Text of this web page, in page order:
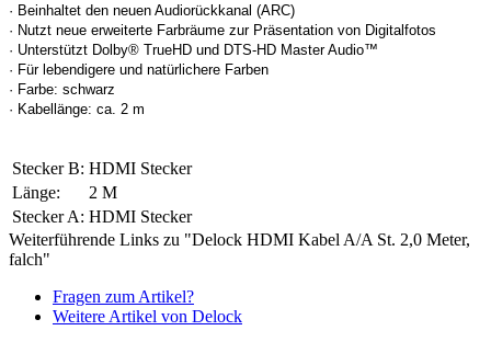
· Beinhaltet den neuen Audiorückkanal (ARC)
· Nutzt neue erweiterte Farbräume zur Präsentation von Digitalfotos
· Unterstützt Dolby® TrueHD und DTS-HD Master Audio™
· Für lebendigere und natürlichere Farben
· Farbe: schwarz
· Kabellänge: ca. 2 m
Stecker B: HDMI Stecker
Länge:
2 M
Stecker A: HDMI Stecker
Weiterführende Links zu "Delock HDMI Kabel A/A St. 2,0 Meter,
falch"
Fragen zum Artikel?
Weitere Artikel von Delock